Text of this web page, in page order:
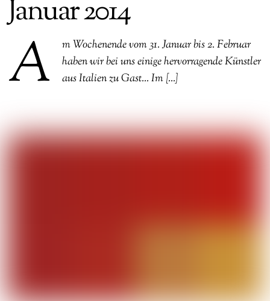
Januar 2014
A
m Wochenende vom 31. Januar bis 2. Februar
haben wir bei uns einige hervorragende Künstler
aus Italien zu Gast… Im […]